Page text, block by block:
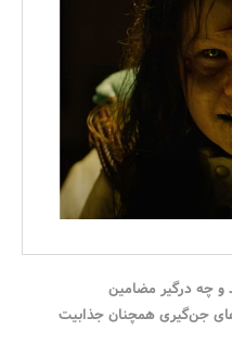
بانک، بیمه و سرمایه
مسکن و ساختمان
چه درگیر مضامین
جن‌گیری همچنان جذابیت